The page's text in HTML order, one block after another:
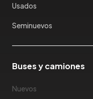
Usados
Seminuevos
Buses y camiones
Nuevos